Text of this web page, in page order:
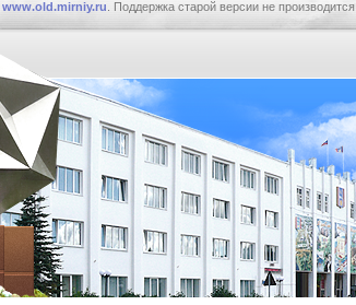
www.old.mirniy.ru . Поддержка старой версии не производится.